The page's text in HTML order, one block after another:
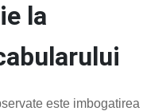
la
este imbogatirea